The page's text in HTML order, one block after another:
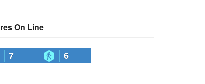
On Line
7 6